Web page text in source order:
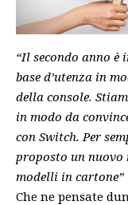
“Il secondo anno è
base d’utenza in
della console.
in modo da
con Switch. Per
proposto un nuovo
modelli in cartone”
Che ne pensate